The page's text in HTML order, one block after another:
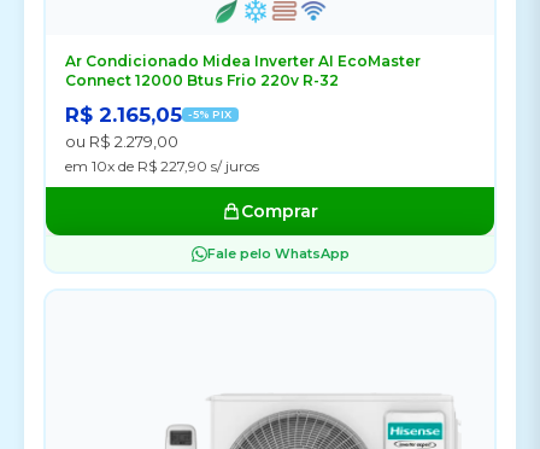
Ar Condicionado Midea Inverter AI EcoMaster
Connect 12000 Btus Frio 220v R-32
R$ 2.165,05 -5% PIX
ou R$ 2.279,00
em 10x de R$ 227,90 s/ juros
Comprar
Fale pelo WhatsApp